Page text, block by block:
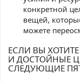
конкретной
вещей,
можете
ЕСЛИ ВЫ
И ДОСТОЙНЫЕ
СЛЕДУЮЩИЕ